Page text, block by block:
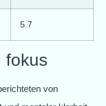
5.7
fokus
von